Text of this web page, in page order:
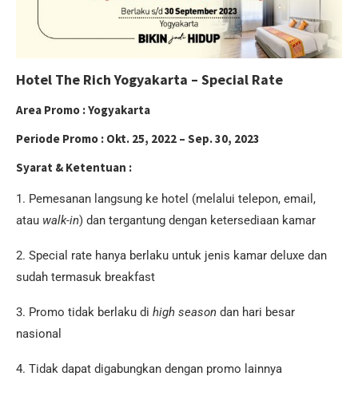
Hotel The Rich Yogyakarta – Special Rate
Area Promo :Yogyakarta
Periode Promo : Okt. 25, 2022 – Sep. 30, 2023
Syarat & Ketentuan :
1. Pemesanan langsung ke hotel (melalui telepon, email,
atau walk-in) dan tergantung dengan ketersediaan kamar
2. Special rate hanya berlaku untuk jenis kamar deluxe dan
sudah termasuk breakfast
3. Promo tidak berlaku di high season dan hari besar
nasional
4. Tidak dapat digabungkan dengan promo lainnya